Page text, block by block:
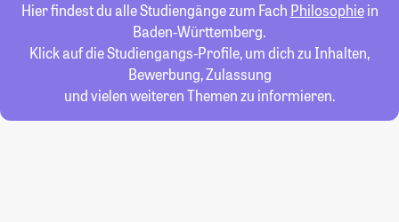
Hier findest du alle Studiengänge zum Fach Philosophiein
Baden-Württemberg.
Klick auf die Studiengangs-Profile, um dich zu Inhalten,
Bewerbung, Zulassung
und vielen weiteren Themen zu informieren.